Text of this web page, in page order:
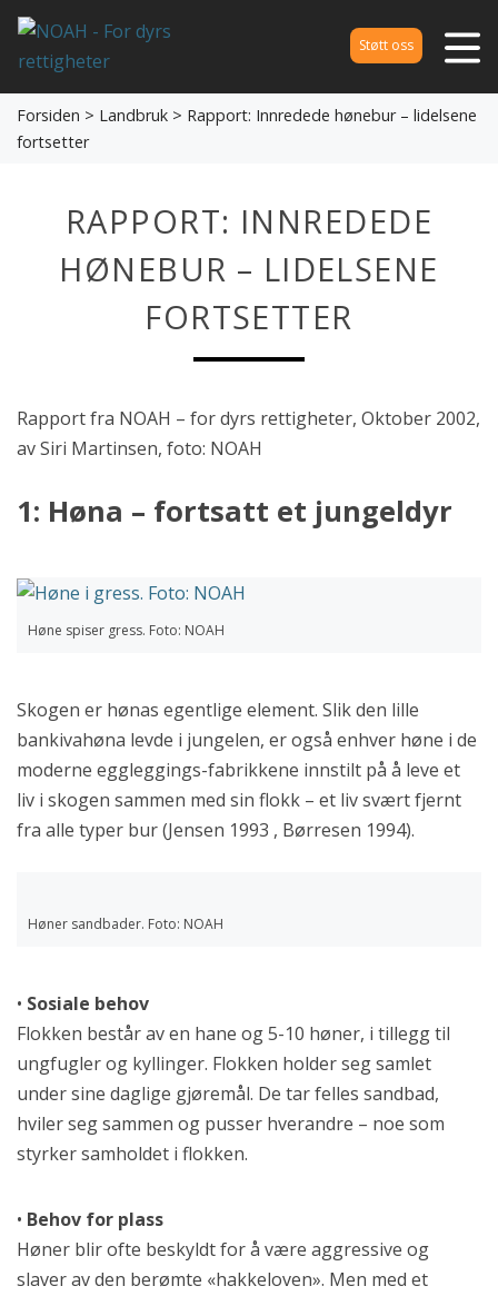
Støtt oss
Forsiden > Landbruk > Rapport: Innredede hønebur – lidelsene
fortsetter
RAPPORT: INNREDEDE
HØNEBUR – LIDELSENE
FORTSETTER
Rapport fra NOAH – for dyrs rettigheter, Oktober 2002,
av Siri Martinsen, foto: NOAH
1: Høna – fortsatt et jungeldyr
Høne spiser gress. Foto: NOAH
Skogen er hønas egentlige element. Slik den lille
bankivahøna levde i jungelen, er også enhver høne i de
moderne eggleggings-fabrikkene innstilt på å leve et
liv i skogen sammen med sin flokk – et liv svært fjernt
fra alle typer bur (Jensen 1993 , Børresen 1994).
Høner sandbader. Foto: NOAH
• Sosiale behov
Flokken består av en hane og 5-10 høner, i tillegg til
ungfugler og kyllinger. Flokken holder seg samlet
under sine daglige gjøremål. De tar felles sandbad,
hviler seg sammen og pusser hverandre – noe som
styrker samholdet i flokken.
• Behov for plass
Høner blir ofte beskyldt for å være aggressive og
slaver av den berømte «hakkeloven». Men med et